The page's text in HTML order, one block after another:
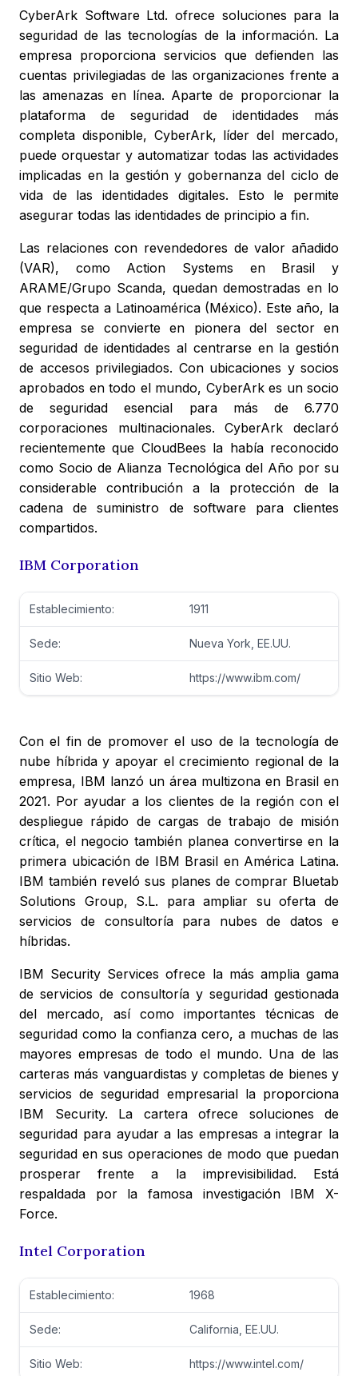
CyberArk Software Ltd. ofrece soluciones para la
seguridad de las tecnologías de la información. La
empresa proporciona servicios que defienden las
cuentas privilegiadas de las organizaciones frente a
las amenazas en línea. Aparte de proporcionar la
plataforma de seguridad de identidades más
completa disponible, CyberArk, líder del mercado,
puede orquestar y automatizar todas las actividades
implicadas en la gestión y gobernanza del ciclo de
vida de las identidades digitales. Esto le permite
asegurar todas las identidades de principio a fin.
Las relaciones con revendedores de valor añadido
(VAR), como Action Systems en Brasil y
ARAME/Grupo Scanda, quedan demostradas en lo
que respecta a Latinoamérica (México). Este año, la
empresa se convierte en pionera del sector en
seguridad de identidades al centrarse en la gestión
de accesos privilegiados. Con ubicaciones y socios
aprobados en todo el mundo, CyberArk es un socio
de seguridad esencial para más de 6.770
corporaciones multinacionales. CyberArk declaró
recientemente que CloudBees la había reconocido
como Socio de Alianza Tecnológica del Año por su
considerable contribución a la protección de la
cadena de suministro de software para clientes
compartidos.
IBM Corporation
Establecimiento: 1911
Sede: Nueva York, EE.UU.
Sitio Web: https://www.ibm.com/
Con el fin de promover el uso de la tecnología de
nube híbrida y apoyar el crecimiento regional de la
empresa, IBM lanzó un área multizona en Brasil en
2021. Por ayudar a los clientes de la región con el
despliegue rápido de cargas de trabajo de misión
crítica, el negocio también planea convertirse en la
primera ubicación de IBM Brasil en América Latina.
IBM también reveló sus planes de comprar Bluetab
Solutions Group, S.L. para ampliar su oferta de
servicios de consultoría para nubes de datos e
híbridas.
IBM Security Services ofrece la más amplia gama
de servicios de consultoría y seguridad gestionada
del mercado, así como importantes técnicas de
seguridad como la confianza cero, a muchas de las
mayores empresas de todo el mundo. Una de las
carteras más vanguardistas y completas de bienes y
servicios de seguridad empresarial la proporciona
IBM Security. La cartera ofrece soluciones de
seguridad para ayudar a las empresas a integrar la
seguridad en sus operaciones de modo que puedan
prosperar frente a la imprevisibilidad. Está
respaldada por la famosa investigación IBM X-
Force.
Intel Corporation
Establecimiento: 1968
Sede: California, EE.UU.
Sitio Web: https://www.intel.com/